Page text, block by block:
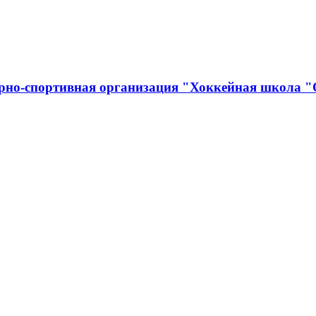
спортивная организация "Хоккейная школа